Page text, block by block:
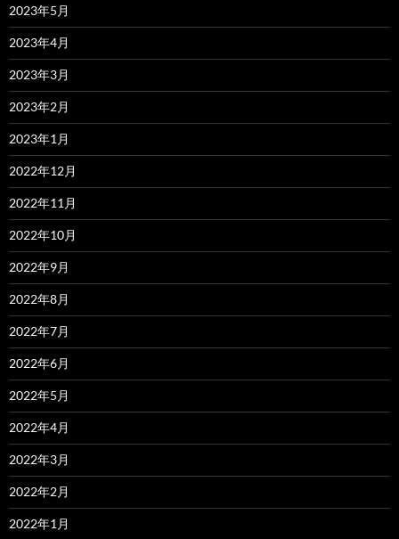
2023年5月
2023年4月
2023年3月
2023年2月
2023年1月
2022年12月
2022年11月
2022年10月
2022年9月
2022年8月
2022年7月
2022年6月
2022年5月
2022年4月
2022年3月
2022年2月
2022年1月